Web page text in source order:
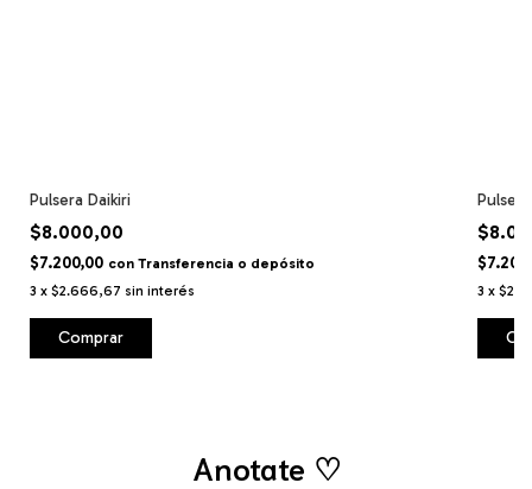
Pulsera Daikiri
$8.000,00
$7.200,00 con Transferencia o depósito
3 x $2.666,67 sin interés
Comprar
3 x
Anotate ♡